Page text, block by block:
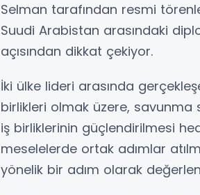
Selman tarafından resmi
Suudi Arabistan arasındaki
açısından dikkat çekiyor.
İki ülke lideri arasında
birlikleri olmak üzere, savunma
iş birliklerinin güçlendirilmesi
meselelerde ortak adımlar
yönelik bir adım olarak